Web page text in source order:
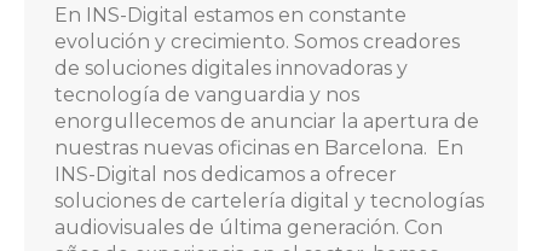
En INS-Digital estamos en constante
evolución y crecimiento. Somos creadores
de soluciones digitales innovadoras y
tecnología de vanguardia y nos
enorgullecemos de anunciar la apertura de
nuestras nuevas oficinas en Barcelona. En
INS-Digital nos dedicamos a ofrecer
soluciones de cartelería digital y tecnologías
audiovisuales de última generación. Con